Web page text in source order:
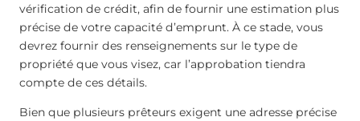
vérification de crédit, afin de fournir une estimation plus
précise de votre capacité d’emprunt. À ce stade, vous
devrez fournir des renseignements sur le type de
propriété que vous visez, car l’approbation tiendra
compte de ces détails.
Bien que plusieurs prêteurs exigent une adresse précise